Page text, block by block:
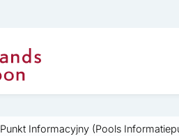
Punkt Informacyjny (Pools